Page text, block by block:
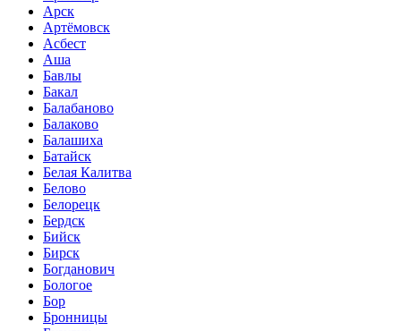
Арск
Артёмовск
Асбест
Аша
Бавлы
Бакал
Балабаново
Балаково
Балашиха
Батайск
Белая Калитва
Белово
Белорецк
Бердск
Бийск
Бирск
Богданович
Бологое
Бор
Бронницы